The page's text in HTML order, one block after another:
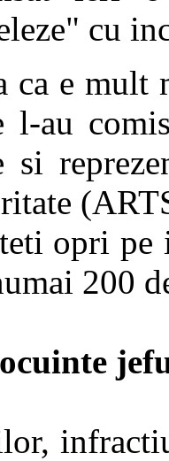
cu
ca e mult
au
si
opri
200